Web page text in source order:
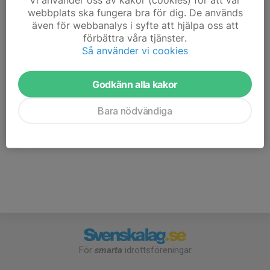
50m eller 300m+. Kom hit och umgås och skjut
tillsammans!
Länk till vapenvården
www.svenskalag.se/vskarp-
korthall/aktivitet/14665651/vapenvard-klubbgevar-22lr
För smarta idrottsföreningar
webbplats ska fungera bra för dig. De används
även för webbanalys i syfte att hjälpa oss att
förbättra våra tjänster.
Så använder vi cookies
Godkänn alla kakor
Bara nödvändiga